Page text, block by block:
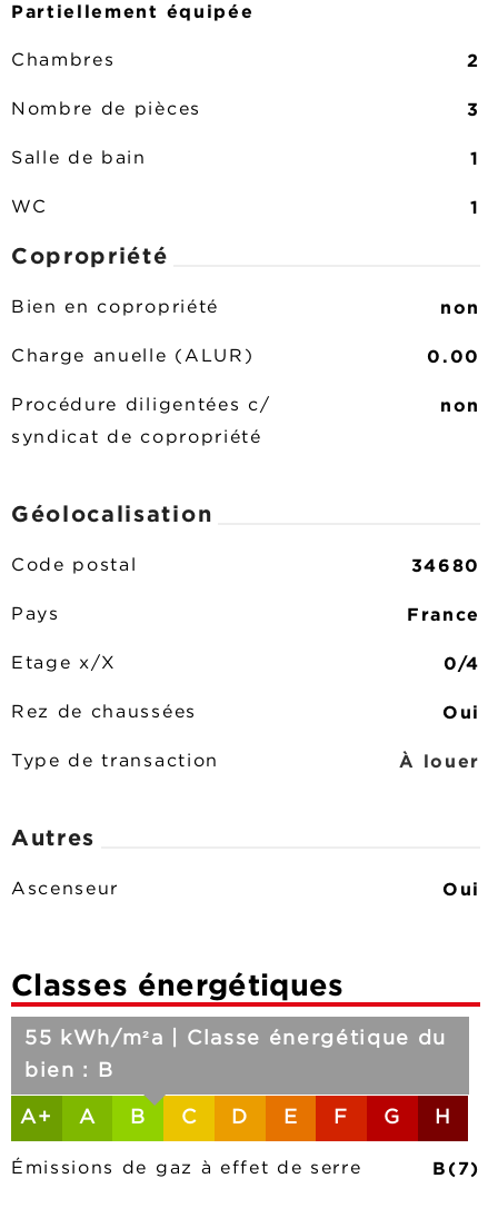
Partiellement équipée
Chambres 2
Nombre de pièces 3
Salle de bain 1
WC 1
Copropriété
Bien en copropriété non
Charge anuelle (ALUR) 0.00
Procédure diligentées c/
syndicat de copropriété
non
Géolocalisation
Code postal 34680
Pays France
Etage x/X 0/4
Rez de chaussées Oui
Type de transaction À louer
Autres
Ascenseur Oui
Classes énergétiques
A+ A
55 kWh/m²a | Classe énergétique du
bien : B
B C D E F G H
Émissions de gaz à effet de serre B(7)